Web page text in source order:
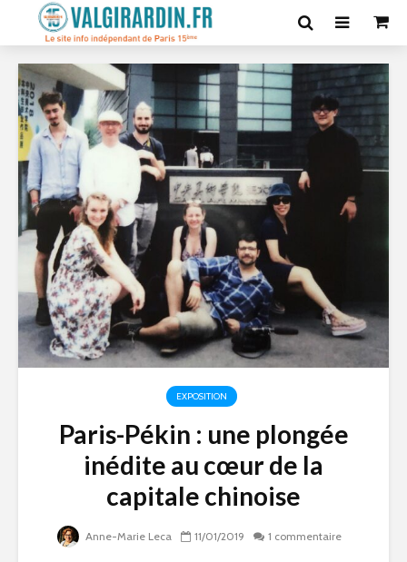
EXPOSITION
Paris-Pékin : une plongée
inédite au cœur de la
capitale chinoise
Anne-Marie Leca 11/01/2019 1 commentaire